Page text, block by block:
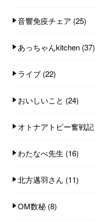
音響免疫チェア (25)
あっちゃんkitchen (37)
ライブ (22)
おいしいこと (24)
オトナアトピー奮戦記
わたなべ先生 (16)
北方邁羽さん (11)
OM数秘 (8)